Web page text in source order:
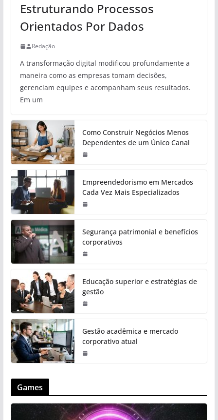
Estruturando Processos
Orientados Por Dados
Redação
A transformação digital modificou profundamente a
maneira como as empresas tomam decisões,
gerenciam equipes e acompanham seus resultados.
Em um
Como Construir Negócios Menos
Dependentes de um Único Canal
Empreendedorismo em Mercados
Cada Vez Mais Especializados
Segurança patrimonial e benefícios
corporativos
Educação superior e estratégias de
gestão
Gestão acadêmica e mercado
corporativo atual
Games